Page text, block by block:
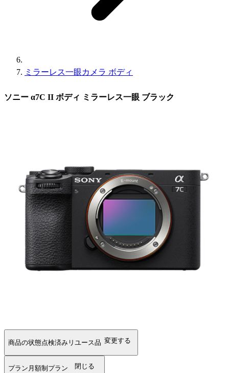
ミラーレス一眼カメラ ボディ
ソニー α7C II ボディ ミラーレス一眼 ブラック
商品の状態点検済みリユース品 変更する
プラン 月額制プラン 閉じる